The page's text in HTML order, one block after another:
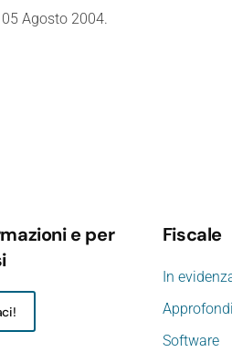
05 Agosto 2004.
e per
Fiscale
In
Software